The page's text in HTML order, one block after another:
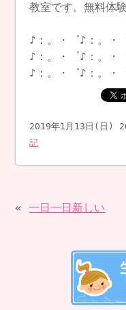
教室です。無料体
♪：。・゜♪：。・
♪：。・゜♪：。・
♪：。・゜♪：。・
2019年1月13日(日)
記
«一日一日新しい